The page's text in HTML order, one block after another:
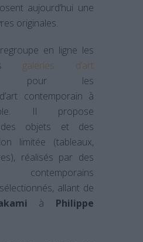
aujourd’hui une
originales.
en ligne les
galeries d’art
pour les
contemporain à
Il propose
des objets et des
limitée (tableaux,
réalisés par des
allant de
à Philippe